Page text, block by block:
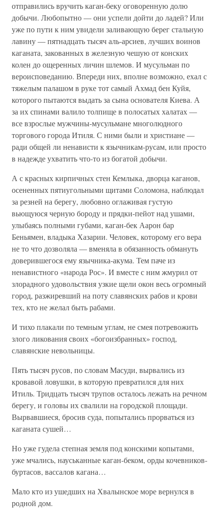
отправились вручить каган-беку оговоренную долю
добычи. Любопытно — они успели дойти до ладей? Или
уже по пути к ним увидели заливающую берег стальную
лавину — пятнадцать тысяч аль-арсиев, лучших воинов
каганата, закованных в железную чешую от конских
колен до ощеренных личин шлемов. И мусульман по
вероисповеданию. Впереди них, вполне возможно, ехал с
тяжелым палашом в руке тот самый Ахмад бен Куйя,
которого пытаются выдать за сына основателя Киева. А
за их спинами валило толпище в полосатых халатах —
все взрослые мужчины-мусульмане многолюдного
торгового города Итиля. С ними были и христиане —
ради общей ли ненависти к язычникам-русам, или просто
в надежде ухватить что-то из богатой добычи.
А с красных кирпичных стен Кемлыка, дворца каганов,
осененных пятиугольными щитами Соломона, наблюдал
за резней на берегу, любовно оглаживая густую
вьющуюся черную бороду и прядки-пейот над ушами,
улыбаясь полными губами, каган-бек Аарон бар
Беньямен, владыка Хазарии. Человек, которому его вера
не то что дозволяла — вменяла в обязанность обмануть
доверившегося ему язычника-акума. Тем паче из
ненавистного «народа Рос». И вместе с ним жмурил от
злорадного удовольствия узкие щели окон весь огромный
город, разжиревший на поту славянских рабов и крови
тех, кто не желал быть рабами.
И тихо плакали по темным углам, не смея потревожить
злого ликования своих «богоизбранных» господ,
славянские невольницы.
Пять тысяч русов, по словам Масуди, вырвались из
кровавой ловушки, в которую превратился для них
Итиль. Тридцать тысяч трупов осталось лежать на речном
берегу, и головы их свалили на городской площади.
Вырвавшиеся, бросив суда, попытались прорваться из
каганата сушей…
Но уже гудела степная земля под конскими копытами,
уже мчались, науськанные каган-беком, орды кочевников-
буртасов, вассалов кагана…
Мало кто из ушедших на Хвалынское море вернулся в
родной дом.